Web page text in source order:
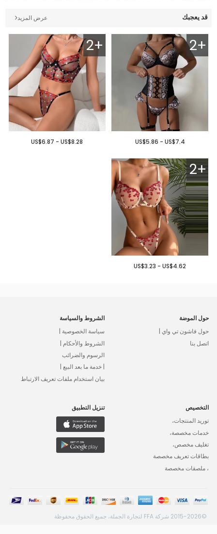
قد يعجبك عرض المزيد
2+
US$5.86 - US$7.4
2+
US$6.87 - US$8.28
2+
US$3.23 - US$4.62
حول الموضة
حول فاشون تي واي |
اتصل بنا
الشروط والسياسة
سياسة الخصوصية |
الشروط والأحكام |
الرسوم والضرائب
| خدمة ما بعد البيع |
بيان استخدام ملفات تعريف الارتباط
التخصيص
توريد المنتجات،
خدمات مخصصة،
تغليف مخصص،
بطاقات تعريف مخصصة
، ملصقات مخصصة
تنزيل التطبيق
©2015-2026 شركة FFA لتجارة الجملة، جميع الحقوق محفوظة